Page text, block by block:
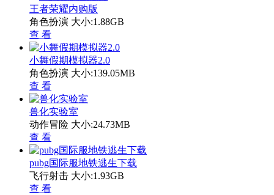
王者荣耀内购版
角色扮演 大小:1.88GB
查 看
小舞假期模拟器2.0
角色扮演 大小:139.05MB
查 看
兽化实验室
动作冒险 大小:24.73MB
查 看
pubg国际服地铁逃生下载
飞行射击 大小:1.93GB
查 看